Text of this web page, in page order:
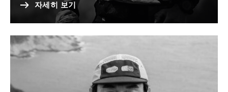
자세히 보기